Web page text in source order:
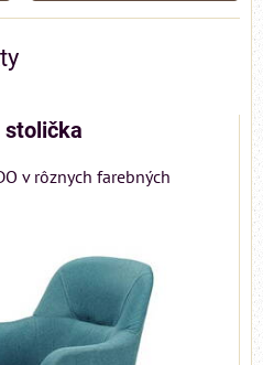
stolička
v rôznych farebných